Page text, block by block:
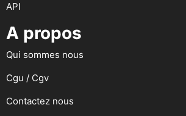
API
A propos
Qui sommes nous
Cgu / Cgv
Contactez nous